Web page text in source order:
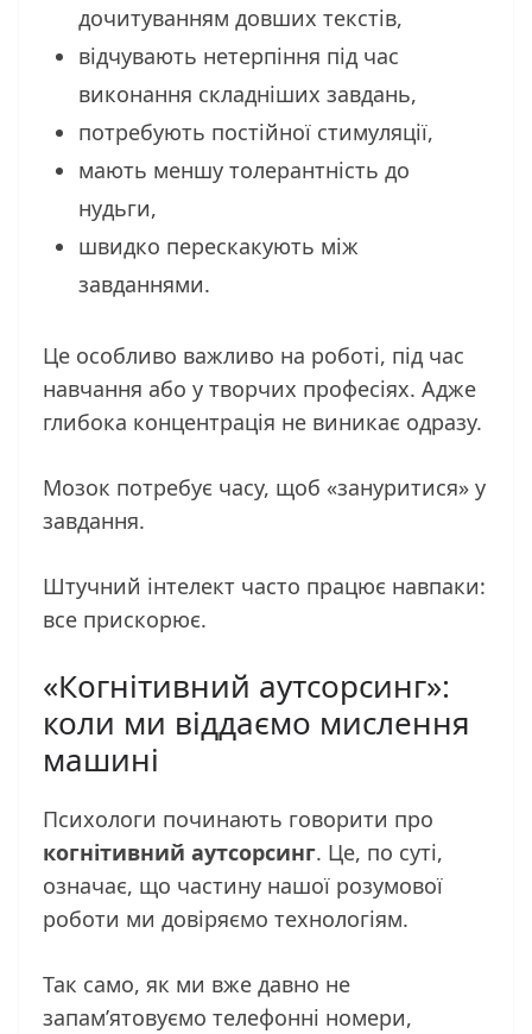
дочитуванням довших текстів,
відчувають нетерпіння під час
виконання складніших завдань,
потребують постійної стимуляції,
мають меншу толерантність до
нудьги,
швидко перескакують між
завданнями.
Це особливо важливо на роботі, під час
навчання або у творчих професіях. Адже
глибока концентрація не виникає одразу.
Мозок потребує часу, щоб «зануритися» у
завдання.
Штучний інтелект часто працює навпаки:
все прискорює.
«Когнітивний аутсорсинг»:
коли ми віддаємо мислення
машині
Психологи починають говорити про
когнітивний аутсорсинг. Це, по суті,
означає, що частину нашої розумової
роботи ми довіряємо технологіям.
Так само, як ми вже давно не
запам’ятовуємо телефонні номери,